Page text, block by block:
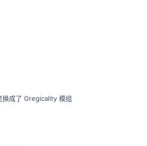
换成了 Gregicality 模组